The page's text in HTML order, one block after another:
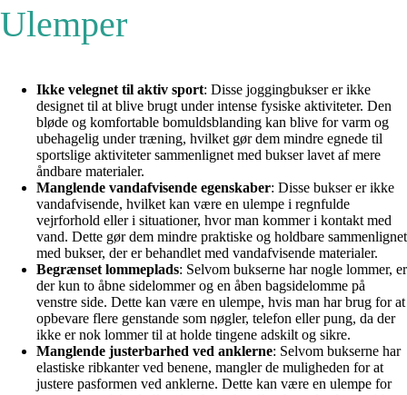
Ulemper
Ikke velegnet til aktiv sport: Disse joggingbukser er ikke
designet til at blive brugt under intense fysiske aktiviteter. Den
bløde og komfortable bomuldsblanding kan blive for varm og
ubehagelig under træning, hvilket gør dem mindre egnede til
sportslige aktiviteter sammenlignet med bukser lavet af mere
åndbare materialer.
Manglende vandafvisende egenskaber: Disse bukser er ikke
vandafvisende, hvilket kan være en ulempe i regnfulde
vejrforhold eller i situationer, hvor man kommer i kontakt med
vand. Dette gør dem mindre praktiske og holdbare sammenlignet
med bukser, der er behandlet med vandafvisende materialer.
Begrænset lommeplads: Selvom bukserne har nogle lommer, er
der kun to åbne sidelommer og en åben bagsidelomme på
venstre side. Dette kan være en ulempe, hvis man har brug for at
opbevare flere genstande som nøgler, telefon eller pung, da der
ikke er nok lommer til at holde tingene adskilt og sikre.
Manglende justerbarhed ved anklerne: Selvom bukserne har
elastiske ribkanter ved benene, mangler de muligheden for at
justere pasformen ved anklerne. Dette kan være en ulempe for